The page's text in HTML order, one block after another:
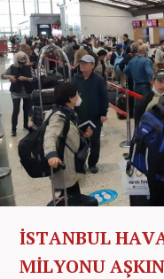
İSTANBUL
MİLYONU